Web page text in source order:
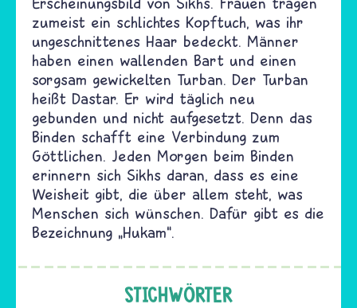
zumeist ein schlichtes Kopftuch, was ihr
ungeschnittenes Haar bedeckt. Männer
haben einen wallenden Bart und einen
sorgsam gewickelten Turban. Der Turban
heißt Dastar. Er wird täglich neu
gebunden und nicht aufgesetzt. Denn das
Binden schafft eine Verbindung zum
Göttlichen. Jeden Morgen beim Binden
erinnern sich Sikhs daran, dass es eine
Weisheit gibt, die über allem steht, was
Menschen sich wünschen. Dafür gibt es die
Bezeichnung „Hukam“.
STICHWÖRTER